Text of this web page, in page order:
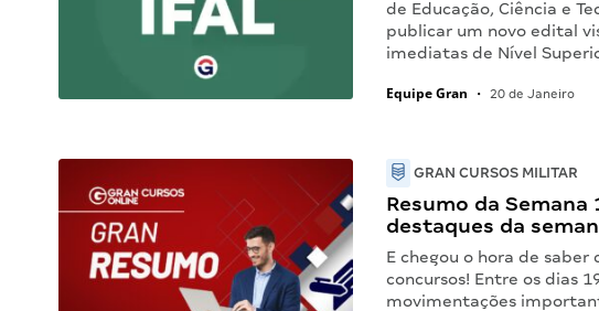
de Educação, Ciência e
publicar um novo edital
imediatas de Nível
Equipe Gran • 20 de Janeiro
GRAN CURSOS MILITAR
Resumo da
destaques da
E chegou o hora de
concursos! Entre os dias
movimentações